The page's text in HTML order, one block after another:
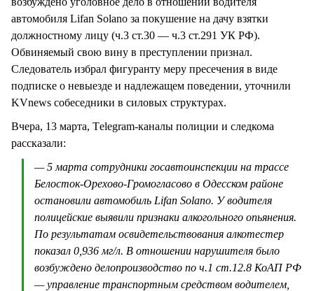
автомобиля Lifan Solano за покушение на дачу взятки
должностному лицу (ч.3 ст.30 — ч.3 ст.291 УК РФ).
Обвиняемый свою вину в преступлении признал.
Следователь избрал фигуранту меру пресечения в виде
подписке о невыезде и надлежащем поведении, уточнили
KVnews собеседники в силовых структурах.
Вчера, 13 марта, Тelegram-каналы полиции и следкома
рассказали:
— 5 марта сотрудники госавтоинспекции на трассе
Белосток-Орехово-Громогласово в Одесском районе
остановили автомобиль Lifan Solano. У водителя
полицейские выявили признаки алкогольного опьянения.
По результатам освидетельствования алкотестер
показал 0,936 мг/л. В отношении нарушителя было
возбуждено делопроизводство по ч.1 ст.12.8 КоАП РФ
— управление транспортным средством водителем,